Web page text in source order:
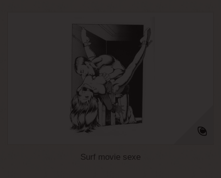
Surf movie sexe